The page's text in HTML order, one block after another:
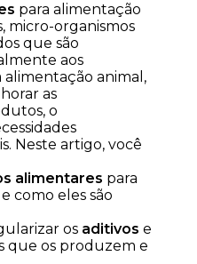
para alimentação
micro-organismos
que são
aos
animal,
as
o
Neste artigo, você
alimentares para
como eles são
os aditivos e
que os produzem e